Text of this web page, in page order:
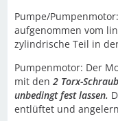
Pumpe/
aufgenommen vom
zylindrische Teil in
Pumpenmotor: Der
mit den 2 Torx-
unbedingt fest lassen.
entlüftet und